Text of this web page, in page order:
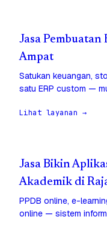
Jasa Pembuatan
Ampat
Satukan keuangan,
satu ERP custom —
Lihat layanan →
Jasa Bikin
Akademik di
PPDB online, e-
online — sistem